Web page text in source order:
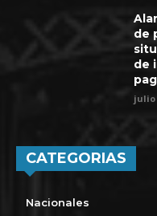
de
de
julio
CATEGORIAS
Nacionales